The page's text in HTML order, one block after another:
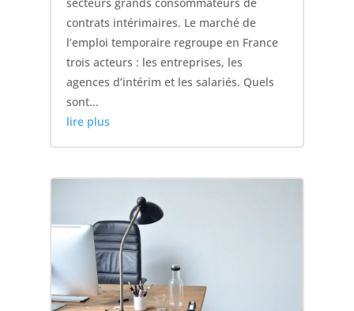
contrats intérimaires. Le marché de
l’emploi temporaire regroupe en France
trois acteurs : les entreprises, les
agences d’intérim et les salariés. Quels
sont...
lire plus